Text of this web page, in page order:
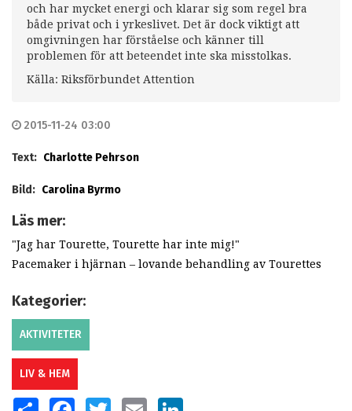
och har mycket energi och klarar sig som regel bra
både privat och i yrkeslivet. Det är dock viktigt att
omgivningen har förståelse och känner till
problemen för att beteendet inte ska misstolkas.
Källa: Riksförbundet Attention
2015-11-24 03:00
Text: Charlotte Pehrson
Bild: Carolina Byrmo
Läs mer:
"Jag har Tourette, Tourette har inte mig!"
Pacemaker i hjärnan – lovande behandling av Tourettes
Kategorier:
AKTIVITETER
LIV & HEM
SHARE FACEBOOKTWITTER EMAIL